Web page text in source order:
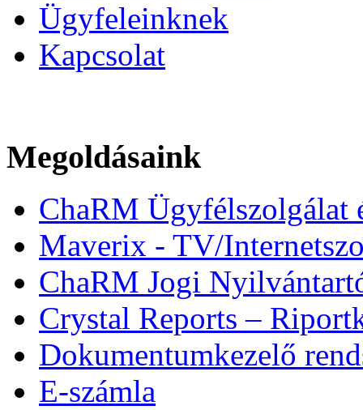
Ügyfeleinknek
Kapcsolat
Megoldásaink
ChaRM Ügyfélszolgálat
Maverix - TV/
ChaRM Jogi
Crystal Reports –
Dokumentumkezelő
E-számla